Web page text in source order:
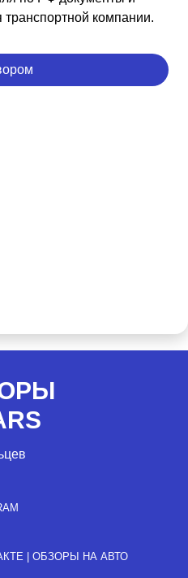
компании.
| ОБЗОРЫ НА АВТО